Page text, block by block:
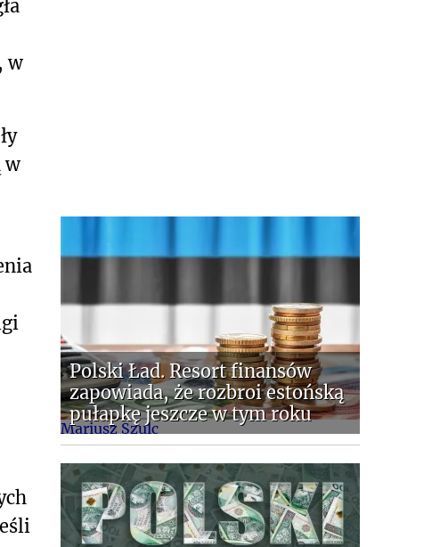
w
w
Mariusz Szulc
Polski Ład. Resort finansów
zapowiada, że rozbroi estońską
pułapkę jeszcze w tym roku